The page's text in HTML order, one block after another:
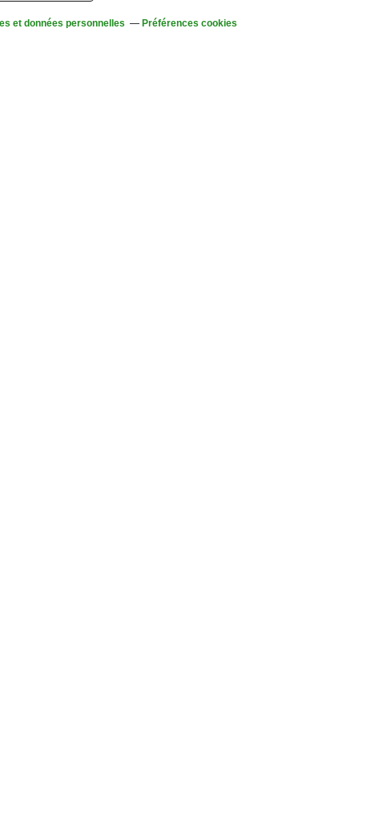
et données personnelles Préférences cookies